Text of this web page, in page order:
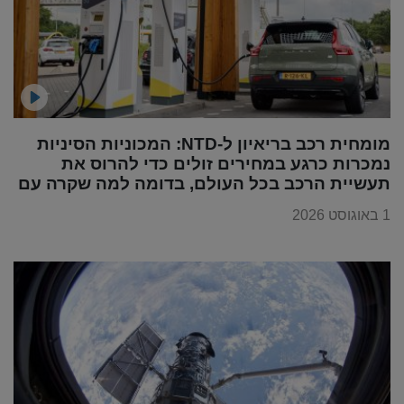
מומחית רכב בריאיון ל-NTD: המכוניות הסיניות
נמכרות כרגע במחירים זולים כדי להרוס את
תעשיית הרכב בכל העולם, בדומה למה שקרה עם
1 באוגוסט 2026